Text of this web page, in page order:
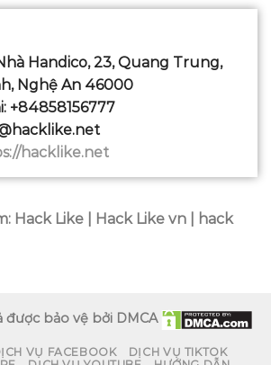
Handico, 23, Quang Trung,
Nghệ An 46000
+84858156777
hacklike.net
Hack Like | Hack Like vn | hack
được bảo vệ bởi DMCA
VỤ FACEBOOK
DỊCH VỤ TIKTOK